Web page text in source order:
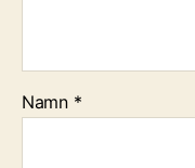
Namn *